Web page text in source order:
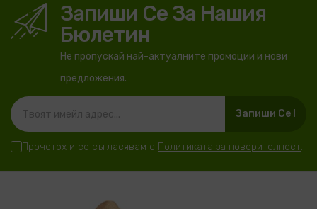
Запиши Се За Нашия
Бюлетин
Не пропускай най-актуалните промоции и нови
предложения.
Запиши Се !
Прочетох и се съгласявам с Политиката за поверителност.